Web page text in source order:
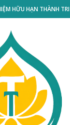
HỮU HẠN THÀNH TRI